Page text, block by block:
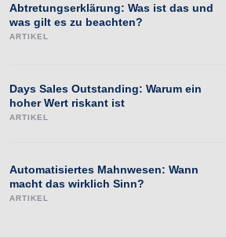
Abtretungserklärung: Was ist das und
was gilt es zu beachten?
ARTIKEL
Days Sales Outstanding: Warum ein
hoher Wert riskant ist
ARTIKEL
Automatisiertes Mahnwesen: Wann
macht das wirklich Sinn?
ARTIKEL